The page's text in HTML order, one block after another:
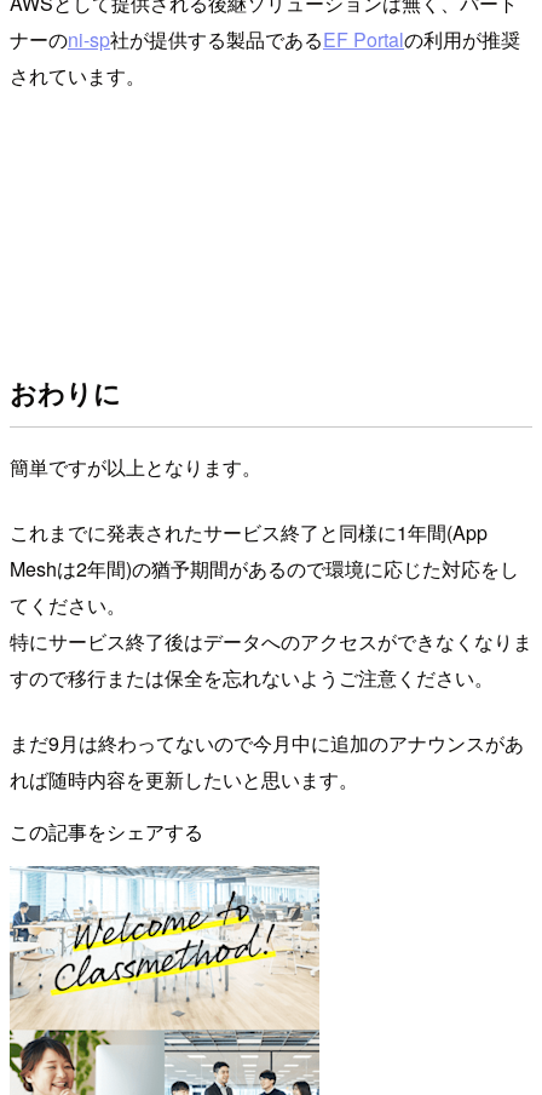
ナーのni-sp社が提供する製品であるEF Portalの利用が推奨
されています。
おわりに
簡単ですが以上となります。
これまでに発表されたサービス終了と同様に1年間(App
Meshは2年間)の猶予期間があるので環境に応じた対応をし
てください。
特にサービス終了後はデータへのアクセスができなくなりま
すので移行または保全を忘れないようご注意ください。
まだ9月は終わってないので今月中に追加のアナウンスがあ
れば随時内容を更新したいと思います。
この記事をシェアする